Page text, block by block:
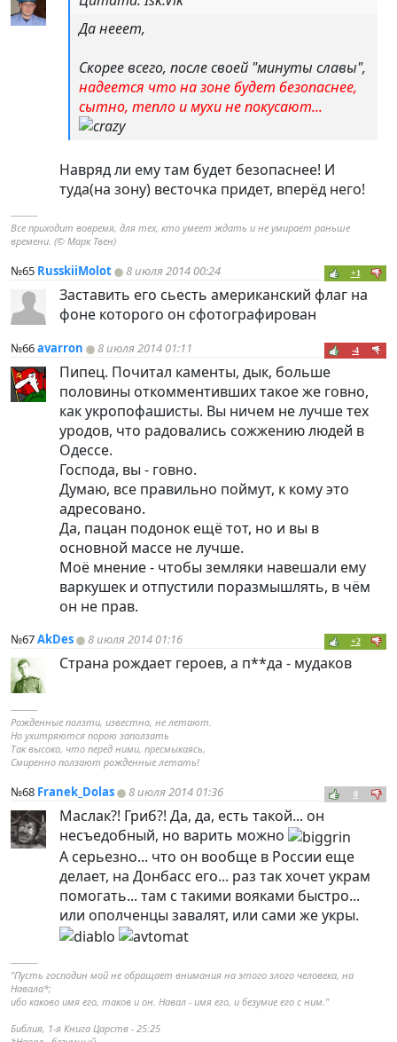
Да нееет,
Скорее всего, после своей "минуты славы",
надеется что на зоне будет безопаснее,
сытно, тепло и мухи не покусают...
Навряд ли ему там будет безопаснее! И
туда(на зону) весточка придет, вперёд него!
----------
Все приходит вовремя, для тех, кто умеет ждать и не умирает раньше
времени. (© Марк Твен)
№65 RusskiiMolot 8 июля 2014 00:24 +1
Заставить его сьесть американский флаг на
фоне которого он сфотографирован
№66avarron 8 июля 2014 01:11 -4
Пипец. Почитал каменты, дык, больше
половины откомментивших такое же говно,
как укропофашисты. Вы ничем не лучше тех
уродов, что радовались сожжению людей в
Одессе.
Господа, вы - говно.
Думаю, все правильно поймут, к кому это
адресовано.
Да, пацан подонок ещё тот, но и вы в
основной массе не лучше.
Моё мнение - чтобы земляки навешали ему
варкушек и отпустили поразмышлять, в чём
он не прав.
№67AkDes 8 июля 2014 01:16 +2
Страна рождает героев, а п**да - мудаков
----------
Рожденные ползти, известно, не летают.
Но ухитряются порою заползать
Так высоко, что перед ними, пресмыкаясь,
Смиренно ползают рожденные летать!
№68 Franek_Dolas 8 июля 2014 01:36 0
Маслак?! Гриб?! Да, да, есть такой... он
несъедобный, но варить можно
А серьезно... что он вообще в России еще
делает, на Донбасс его... раз так хочет украм
помогать... там с такими вояками быстро...
или ополченцы завалят, или сами же укры.
----------
"Пусть господин мой не обращает внимания на этого злого человека, на
Навала*;
ибо каково имя его, таков и он. Навал - имя его, и безумие его с ним."
Библия, 1-я Книга Царств - 25:25